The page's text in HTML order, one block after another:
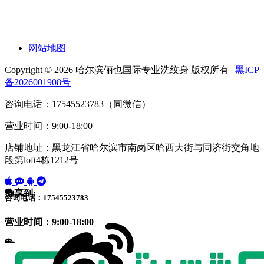
网站地图
Copyright © 2026 哈尔滨俪也国际专业洗纹身 版权所有 | 黑ICP
备2026001908号
咨询电话：17545523783（同微信）
营业时间：9:00-18:00
店铺地址：黑龙江省哈尔滨市南岗区哈西大街与同济街交角地
段第loft4栋1212号
咨询电话：17545523783
营业时间：9:00-18:00
分享到: